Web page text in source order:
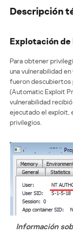
Descripción
Explotación
Para obtener
una vulnerabilidad
fueron descubiertos
(Automatic Exploit
vulnerabilidad
ejecutado el exploit,
privilegios.
Información